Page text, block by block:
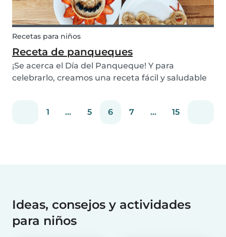
Recetas para niños
Receta de panqueques
¡Se acerca el Día del Panqueque! Y para
celebrarlo, creamos una receta fácil y saludable
1 ... 5 6 7 ... 15
Ideas, consejos y actividades
para niños